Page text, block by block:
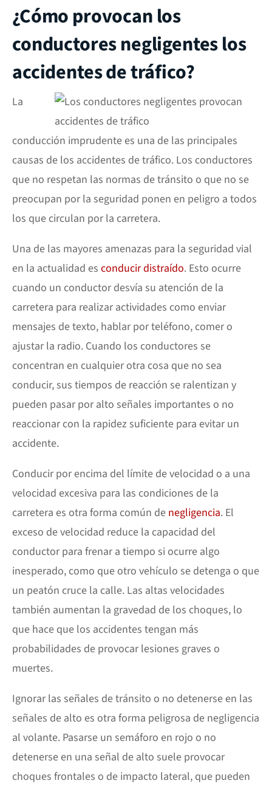
¿Cómo provocan los
conductores negligentes los
accidentes de tráfico?
La
conducción imprudente es una de las principales
causas de los accidentes de tráfico. Los conductores
que no respetan las normas de tránsito o que no se
preocupan por la seguridad ponen en peligro a todos
los que circulan por la carretera.
Una de las mayores amenazas para la seguridad vial
en la actualidad es conducir distraído. Esto ocurre
cuando un conductor desvía su atención de la
carretera para realizar actividades como enviar
mensajes de texto, hablar por teléfono, comer o
ajustar la radio. Cuando los conductores se
concentran en cualquier otra cosa que no sea
conducir, sus tiempos de reacción se ralentizan y
pueden pasar por alto señales importantes o no
reaccionar con la rapidez suficiente para evitar un
accidente.
Conducir por encima del límite de velocidad o a una
velocidad excesiva para las condiciones de la
carretera es otra forma común de negligencia. El
exceso de velocidad reduce la capacidad del
conductor para frenar a tiempo si ocurre algo
inesperado, como que otro vehículo se detenga o que
un peatón cruce la calle. Las altas velocidades
también aumentan la gravedad de los choques, lo
que hace que los accidentes tengan más
probabilidades de provocar lesiones graves o
muertes.
Ignorar las señales de tránsito o no detenerse en las
señales de alto es otra forma peligrosa de negligencia
al volante. Pasarse un semáforo en rojo o no
detenerse en una señal de alto suele provocar
choques frontales o de impacto lateral, que pueden